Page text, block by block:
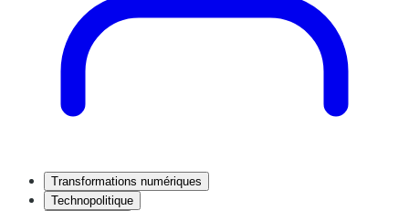
Transformations numériques
Technopolitique